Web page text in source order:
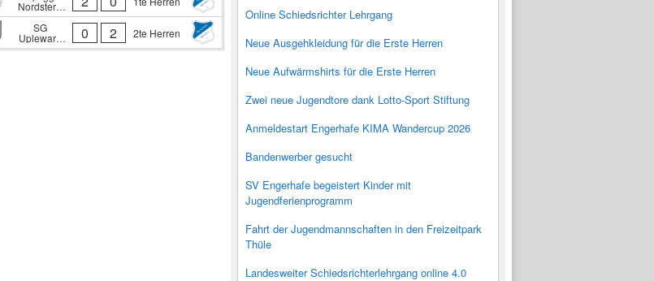
Nordstern
Upleward
SG
Upleward
II/Loquard II
0 2 2te Herren
Online Schiedsrichter Lehrgang
Neue Ausgehkleidung für die Erste Herren
Neue Aufwärmshirts für die Erste Herren
Zwei neue Jugendtore dank Lotto-Sport Stiftung
Anmeldestart Engerhafe KIMA Wandercup 2026
Bandenwerber gesucht
SV Engerhafe begeistert Kinder mit
Jugendferienprogramm
Fahrt der Jugendmannschaften in den Freizeitpark
Thüle
Landesweiter Schiedsrichterlehrgang online 4.0